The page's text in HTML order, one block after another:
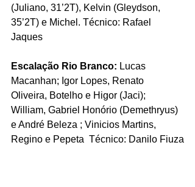
(Juliano, 31’2T), Kelvin (Gleydson,
35’2T) e Michel. Técnico: Rafael
Jaques
Escalação Rio Branco: Lucas
Macanhan; Igor Lopes, Renato
Oliveira, Botelho e Higor (Jaci);
William, Gabriel Honório (Demethryus)
e André Beleza ; Vinicios Martins,
Regino e Pepeta  Técnico: Danilo Fiuza